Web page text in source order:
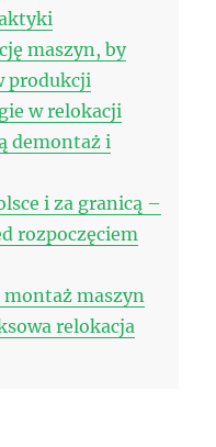
maszyn, by
produkcji
w relokacji
demontaż i
i za granicą –
rozpoczęciem
maszyn
relokacja